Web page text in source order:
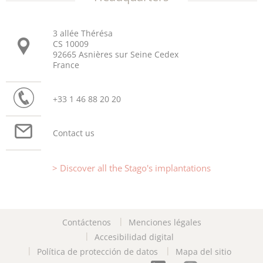
3 allée Thérésa
CS 10009
92665 Asnières sur Seine Cedex
France
+33 1 46 88 20 20
Contact us
Discover all the Stago's implantations
Contáctenos
Menciones légales
Accesibilidad digital
Política de protección de datos
Mapa del sitio